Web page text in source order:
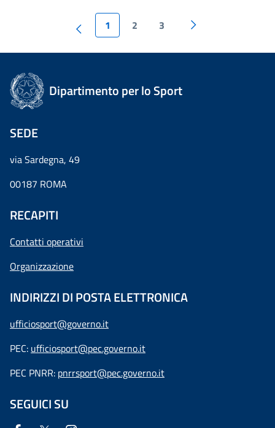
1 2 3
Dipartimento per lo Sport
SEDE
via Sardegna, 49
00187 ROMA
RECAPITI
Contatti operativi
Organizzazione
INDIRIZZI DI POSTA ELETTRONICA
ufficiosport@governo.it
PEC: ufficiosport@pec.governo.it
PEC PNRR: pnrrsport@pec.governo.it
SEGUICI SU